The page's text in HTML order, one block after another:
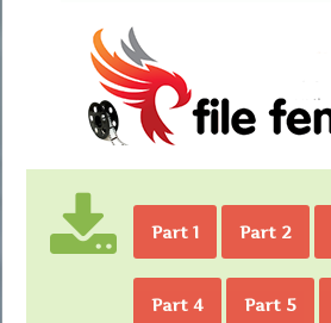
Part 1 Part 2
Part 4 Part 5